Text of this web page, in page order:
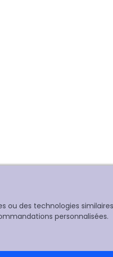
ou des technologies
personnalisées.